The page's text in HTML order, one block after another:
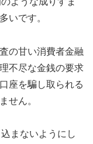
いです。
の甘い消費者金融
不尽な金銭の要求
座を騙し取られる
せん。
まないようにし